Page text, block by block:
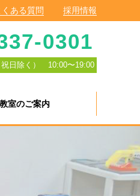
くある質問 採用情報
0301
祝日除く） 10:00〜19:00
教室のご案内